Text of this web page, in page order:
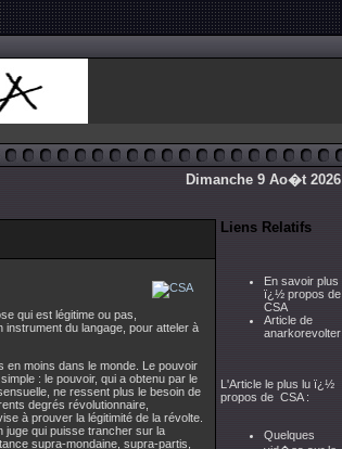
Dimanche 9 Ao�t 2026
qui est légitime ou pas,
instrument du langage, pour atteler à
en moins dans le monde. Le pouvoir
: le pouvoir, qui a obtenu par le
ne ressent plus le besoin de
degrés révolutionnaire,
à prouver la légitimité de la révolte.
juge qui puisse trancher sur la
supra-mondaine, supra-partis,
Liens Relatifs
En savoir plus
ï¿½ propos de
CSA
Article de
anarkorevolter
L'Article le plus lu ï¿½
propos de CSA :
Quelques